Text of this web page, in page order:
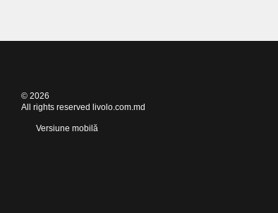
© 2026
All rights reserved livolo.com.md
Versiune mobilă